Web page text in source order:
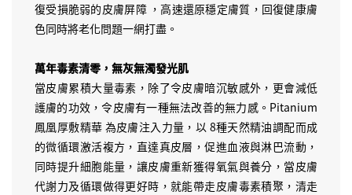
復受損脆弱的皮膚屏障 ，高速還原穩定膚質，回復健康膚
色同時將老化問題一網打盡。
萬年毒素清零，無灰無濁發光肌
當皮膚累積大量毒素，除了令皮膚暗沉敏感外，更會減低
護膚的功效，令皮膚有一種無法改善的無力感。Pitanium
鳳凰厚敷精華 為皮膚注入力量，以 8種天然精油調配而成
的微循環激活複方，直達真皮層，促進血液與淋巴流動，
同時提升細胞能量，讓皮膚重新獲得氧氣與養分，當皮膚
代謝力及循環做得更好時，就能帶走皮膚毒素積聚，清走